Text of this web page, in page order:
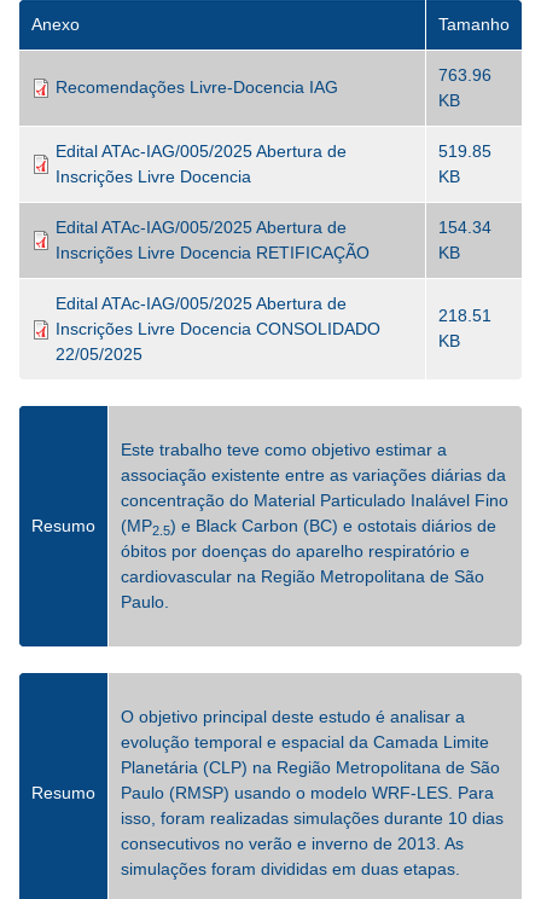
Anexo Tamanho
Recomendações Livre-Docencia IAG
763.96
KB
Edital ATAc-IAG/005/2025 Abertura de
Inscrições Livre Docencia
519.85
KB
Edital ATAc-IAG/005/2025 Abertura de
Inscrições Livre Docencia RETIFICAÇÃO
154.34
KB
Edital ATAc-IAG/005/2025 Abertura de
Inscrições Livre Docencia CONSOLIDADO
22/05/2025
218.51
KB
Resumo
Este trabalho teve como objetivo estimar a
associação existente entre as variações diárias da
concentração do Material Particulado Inalável Fino
(MP2.5) e Black Carbon (BC) e ostotais diários de
óbitos por doenças do aparelho respiratório e
cardiovascular na Região Metropolitana de São
Paulo.
Resumo
O objetivo principal deste estudo é analisar a
evolução temporal e espacial da Camada Limite
Planetária (CLP) na Região Metropolitana de São
Paulo (RMSP) usando o modelo WRF-LES. Para
isso, foram realizadas simulações durante 10 dias
consecutivos no verão e inverno de 2013. As
simulações foram divididas em duas etapas.